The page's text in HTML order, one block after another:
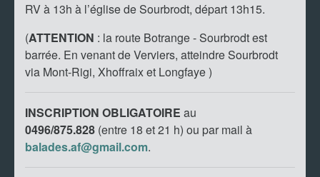
RV à 13h à l’église de Sourbrodt, départ 13h15.
(ATTENTION : la route Botrange - Sourbrodt est
barrée. En venant de Verviers, atteindre Sourbrodt
via Mont-Rigi, Xhoffraix et Longfaye )
INSCRIPTION OBLIGATOIRE au
0496/875.828 (entre 18 et 21 h) ou par mail à
balades.af@gmail.com.